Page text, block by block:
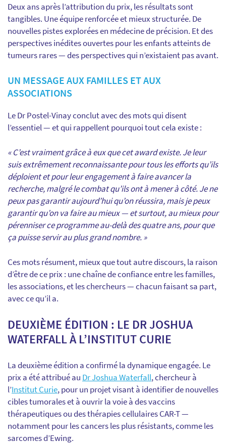
Deux ans après l’attribution du prix, les résultats sont
tangibles. Une équipe renforcée et mieux structurée. De
nouvelles pistes explorées en médecine de précision. Et des
perspectives inédites ouvertes pour les enfants atteints de
tumeurs rares — des perspectives qui n’existaient pas avant.
UN MESSAGE AUX FAMILLES ET AUX
ASSOCIATIONS
Le Dr Postel-Vinay conclut avec des mots qui disent
l’essentiel — et qui rappellent pourquoi tout cela existe :
« C’est vraiment grâce à eux que cet award existe. Je leur
suis extrêmement reconnaissante pour tous les efforts qu’ils
déploient et pour leur engagement à faire avancer la
recherche, malgré le combat qu’ils ont à mener à côté. Je ne
peux pas garantir aujourd’hui qu’on réussira, mais je peux
garantir qu’on va faire au mieux — et surtout, au mieux pour
pérenniser ce programme au-delà des quatre ans, pour que
ça puisse servir au plus grand nombre. »
Ces mots résument, mieux que tout autre discours, la raison
d’être de ce prix : une chaîne de confiance entre les familles,
les associations, et les chercheurs — chacun faisant sa part,
avec ce qu’il a.
DEUXIÈME ÉDITION : LE DR JOSHUA
WATERFALL À L’INSTITUT CURIE
La deuxième édition a confirmé la dynamique engagée. Le
prix a été attribué au Dr Joshua Waterfall, chercheur à
l’Institut Curie, pour un projet visant à identifier de nouvelles
cibles tumorales et à ouvrir la voie à des vaccins
thérapeutiques ou des thérapies cellulaires CAR-T —
notamment pour les cancers les plus résistants, comme les
sarcomes d’Ewing.